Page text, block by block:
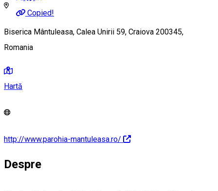
Copied!
Biserica Mântuleasa, Calea Unirii 59, Craiova 200345,
Romania
Hartă
http://www.parohia-mantuleasa.ro/
Despre